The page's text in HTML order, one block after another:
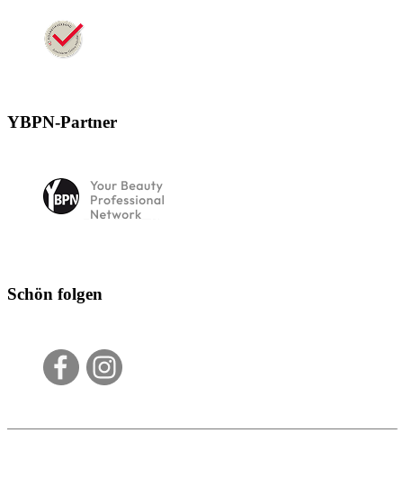
YBPN-Partner
Schön folgen